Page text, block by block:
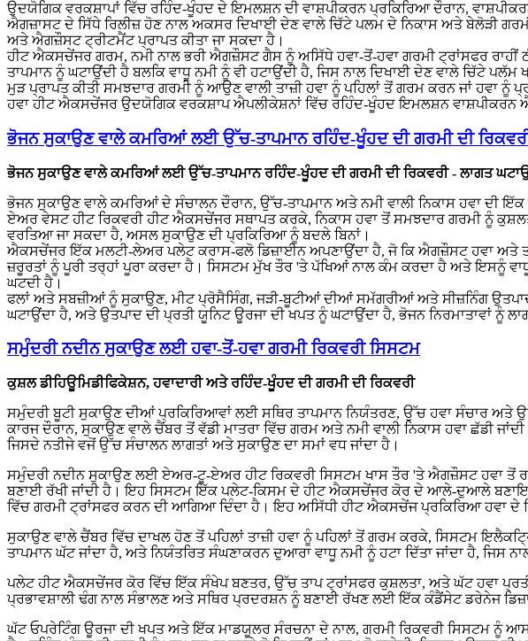
ਉਦਯੋਗਿਕ ਵਰਕਸ਼ਾਪਾਂ ਵਿੱਚ ਰਹਿੰਦ-ਖੂੰਹਦ ਦੇ ਇਮਲਸ਼ਨ ਦੀ ਵਾਸ਼ਪੀਕਰਨ ਪ੍ਰਕਿਰਿਆ ਦੌਰਾਨ,
ਐਗਜ਼ਾਸਟ ਦੇ ਸਿੱਧੇ ਰਿਲੀਜ਼ ਹੋਣ ਨਾਲ ਅਕਸਰ ਦਿਖਾਈ ਦੇਣ ਵਾਲੇ ਚਿੱਟੇ ਪਲਮ ਦੇ ਨਿਕਾਸ ਅਤੇ ਬੇਲੋੜੀ
ਅਤੇ ਐਗਜ਼ੌਸਟ ਟ੍ਰੀਟਮੈਂਟ ਪ੍ਰਾਪਤ ਕੀਤਾ ਜਾ ਸਕਦਾ ਹੈ।
ਹੀਟ ਐਕਸਚੇਂਜਰ ਗਰਮ, ਨਮੀ ਨਾਲ ਭਰੀ ਐਗਜ਼ੌਸਟ ਗੈਸ ਨੂੰ ਅਸਿੱਧੇ ਹਵਾ-ਤੋਂ-ਹਵਾ ਗਰਮੀ ਟ੍ਰਾਂਸਫਰ ਰਾਹੀਂ
ਤਾਪਮਾਨ ਨੂੰ ਘਟਾਉਂਦੀ ਹੈ ਬਲਕਿ ਵਾਧੂ ਨਮੀ ਨੂੰ ਵੀ ਹਟਾਉਂਦੀ ਹੈ, ਜਿਸ ਨਾਲ ਦਿਖਾਈ ਦੇਣ ਵਾਲੇ ਚਿੱਟੇ
ਮੁੜ ਪ੍ਰਾਪਤ ਕੀਤੀ ਸਮਝਦਾਰ ਗਰਮੀ ਨੂੰ ਆਉਣ ਵਾਲੀ ਤਾਜ਼ੀ ਹਵਾ ਨੂੰ ਪਹਿਲਾਂ ਤੋਂ ਗਰਮ ਕਰਨ ਜਾਂ ਹਵਾ
ਹਵਾ ਹੀਟ ਐਕਸਚੇਂਜਰ ਉਦਯੋਗਿਕ ਵਰਕਸ਼ਾਪ ਐਪਲੀਕੇਸ਼ਨਾਂ ਵਿੱਚ ਰਹਿੰਦ-ਖੂੰਹਦ ਇਮਲਸ਼ਨ
ਭੋਜਨ ਸੁਕਾਉਣ ਵਾਲੇ ਕਮਰਿਆਂ ਲਈ ਉੱਚ-ਤਾਪਮਾਨ ਰਹਿੰਦ-ਖੂੰਹਦ ਦੀ ਗਰਮੀ ਦੀ
ਭੋਜਨ ਸੁਕਾਉਣ ਵਾਲੇ ਕਮਰਿਆਂ ਲਈ ਉੱਚ-ਤਾਪਮਾਨ ਰਹਿੰਦ-ਖੂੰਹਦ ਦੀ ਗਰਮੀ ਦੀ ਰਿਕਵਰੀ - ਲਾਗਤ
ਭੋਜਨ ਸੁਕਾਉਣ ਵਾਲੇ ਕਮਰਿਆਂ ਦੇ ਸੰਚਾਲਨ ਦੌਰਾਨ, ਉੱਚ-ਤਾਪਮਾਨ ਅਤੇ ਨਮੀ ਵਾਲੀ ਨਿਕਾਸ ਹਵਾ ਦੀ
ਏਅਰ ਵੇਸਟ ਹੀਟ ਰਿਕਵਰੀ ਹੀਟ ਐਕਸਚੇਂਜਰ ਸਥਾਪਤ ਕਰਕੇ, ਨਿਕਾਸ ਹਵਾ ਤੋਂ ਸਮਝਦਾਰ ਗਰਮੀ ਨੂੰ
ਵਰਤਿਆ ਜਾ ਸਕਦਾ ਹੈ, ਅਸਲ ਸੁਕਾਉਣ ਦੀ ਪ੍ਰਕਿਰਿਆ ਨੂੰ ਬਦਲੇ ਬਿਨਾਂ।
ਐਕਸਚੇਂਜਰ ਇੱਕ ਮਲਟੀ-ਲੇਅਰ ਪਲੇਟ ਕਰਾਸ-ਫਲੋ ਡਿਜ਼ਾਈਨ ਅਪਣਾਉਂਦਾ ਹੈ, ਜੋ ਕਿ ਐਗਜ਼ੌਸਟ ਹਵਾ ਅਤੇ
ਜ਼ਰੂਰਤਾਂ ਨੂੰ ਪੂਰੀ ਤਰ੍ਹਾਂ ਪੂਰਾ ਕਰਦਾ ਹੈ। ਸਿਸਟਮ ਮੁੱਖ ਤੌਰ 'ਤੇ ਪੱਖਿਆਂ ਨਾਲ ਕੰਮ ਕਰਦਾ ਹੈ ਅਤੇ ਇਸਨੂੰ ਵਾਧੂ
ਘਟਦੀ ਹੈ।
ਫਲਾਂ ਅਤੇ ਸਬਜ਼ੀਆਂ ਨੂੰ ਸੁਕਾਉਣ, ਮੀਟ ਪ੍ਰੋਸੈਸਿੰਗ, ਜੜੀ-ਬੂਟੀਆਂ ਦੀਆਂ ਸਮੱਗਰੀਆਂ ਅਤੇ ਸੀਜ਼ਨਿੰਗ
ਘਟਾਉਂਦਾ ਹੈ, ਅਤੇ ਉਤਪਾਦ ਦੀ ਪ੍ਰਤੀ ਯੂਨਿਟ ਊਰਜਾ ਦੀ ਖਪਤ ਨੂੰ ਘਟਾਉਂਦਾ ਹੈ, ਭੋਜਨ ਨਿਰਮਾਤਾਵਾਂ
ਸਮੁੰਦਰੀ ਨਦੀਨ ਸੁਕਾਉਣ ਲਈ ਹਵਾ-ਤੋਂ-ਹਵਾ ਗਰਮੀ ਰਿਕਵਰੀ ਸਿਸਟਮ
ਕੁਸ਼ਲ ਡੀਹਿਊਮਿਡੀਫਿਕੇਸ਼ਨ, ਹਵਾਦਾਰੀ ਅਤੇ ਰਹਿੰਦ-ਖੂੰਹਦ ਦੀ ਗਰਮੀ ਦੀ ਰਿਕਵਰੀ
ਸਮੁੰਦਰੀ ਬੂਟੀ ਸੁਕਾਉਣ ਦੀਆਂ ਪ੍ਰਕਿਰਿਆਵਾਂ ਲਈ ਸਥਿਰ ਤਾਪਮਾਨ ਨਿਯੰਤਰਣ, ਉੱਚ ਹਵਾ ਸੰਚਾਰ ਅਤੇ
ਕਾਰਜ ਦੌਰਾਨ, ਸੁਕਾਉਣ ਵਾਲੇ ਚੈਂਬਰ ਤੋਂ ਵੱਡੀ ਮਾਤਰਾ ਵਿੱਚ ਗਰਮ ਅਤੇ ਨਮੀ ਵਾਲੀ ਨਿਕਾਸ ਹਵਾ ਛੱਡੀ
ਜਿਸਦੇ ਨਤੀਜੇ ਵਜੋਂ ਉੱਚ ਸੰਚਾਲਨ ਲਾਗਤਾਂ ਅਤੇ ਸੁਕਾਉਣ ਦਾ ਸਮਾਂ ਵਧ ਜਾਂਦਾ ਹੈ।
ਸਮੁੰਦਰੀ ਨਦੀਨ ਸੁਕਾਉਣ ਲਈ ਏਅਰ-ਟੂ-ਏਅਰ ਹੀਟ ਰਿਕਵਰੀ ਸਿਸਟਮ ਖਾਸ ਤੌਰ 'ਤੇ ਐਗਜ਼ੌਸਟ ਹਵਾ ਤੋਂ
ਬਣਾਈ ਰੱਖੀ ਜਾਂਦੀ ਹੈ। ਇਹ ਸਿਸਟਮ ਇੱਕ ਪਲੇਟ-ਕਿਸਮ ਦੇ ਹੀਟ ਐਕਸਚੇਂਜਰ ਕੋਰ ਦੇ ਆਲੇ-ਦੁਆਲੇ
ਵਿੱਚ ਗਰਮੀ ਟ੍ਰਾਂਸਫਰ ਕਰਨ ਦੀ ਆਗਿਆ ਦਿੰਦਾ ਹੈ। ਇਹ ਅਸਿੱਧੀ ਹੀਟ ਐਕਸਚੇਂਜ ਪ੍ਰਕਿਰਿਆ ਹਵਾ
ਸੁਕਾਉਣ ਵਾਲੇ ਚੈਂਬਰ ਵਿੱਚ ਦਾਖਲ ਹੋਣ ਤੋਂ ਪਹਿਲਾਂ ਤਾਜ਼ੀ ਹਵਾ ਨੂੰ ਪਹਿਲਾਂ ਤੋਂ ਗਰਮ ਕਰਕੇ, ਸਿਸਟਮ
ਤਾਪਮਾਨ ਘੱਟ ਜਾਂਦਾ ਹੈ, ਅਤੇ ਨਿਯੰਤਰਿਤ ਸੰਘਣਾਕਰਨ ਦੁਆਰਾ ਵਾਧੂ ਨਮੀ ਨੂੰ ਹਟਾ ਦਿੱਤਾ ਜਾਂਦਾ ਹੈ, ਜਿਸ
ਪਲੇਟ ਹੀਟ ਐਕਸਚੇਂਜਰ ਕੋਰ ਵਿੱਚ ਇੱਕ ਸੰਖੇਪ ਬਣਤਰ, ਉੱਚ ਤਾਪ ਟ੍ਰਾਂਸਫਰ ਕੁਸ਼ਲਤਾ, ਅਤੇ ਘੱਟ ਹਵਾ
ਪ੍ਰਭਾਵਸ਼ਾਲੀ ਢੰਗ ਨਾਲ ਸੰਭਾਲਣ ਅਤੇ ਸਥਿਰ ਪ੍ਰਦਰਸ਼ਨ ਨੂੰ ਬਣਾਈ ਰੱਖਣ ਲਈ ਇੱਕ ਕੰਡੈਂਸੇਟ ਡਰੇਨੇਜ
ਘੱਟ ਓਪਰੇਟਿੰਗ ਊਰਜਾ ਦੀ ਖਪਤ ਅਤੇ ਇੱਕ ਮਾਡਯੂਲਰ ਸੰਰਚਨਾ ਦੇ ਨਾਲ, ਗਰਮੀ ਰਿਕਵਰੀ ਸਿਸਟਮ ਨੂੰ